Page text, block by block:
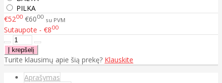
PILKA
€5200 €6000 su PVM
Sutaupote - €800
Turite klausimų apie šią prekę? Klauskite
Aprašymas